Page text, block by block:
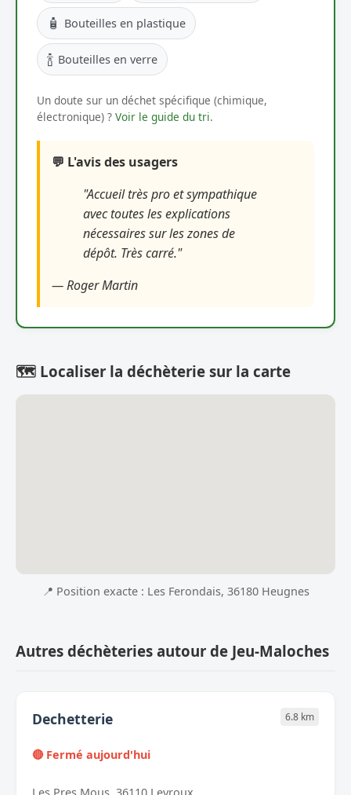
🧴 Bouteilles en plastique
🍾 Bouteilles en verre
Un doute sur un déchet spécifique (chimique,
électronique) ? Voir le guide du tri.
💬 L'avis des usagers
"Accueil très pro et sympathique
avec toutes les explications
nécessaires sur les zones de
dépôt. Très carré."
— Roger Martin
🗺️ Localiser la déchèterie sur la carte
📍 Position exacte : Les Ferondais, 36180 Heugnes
Autres déchèteries autour de Jeu-Maloches
Dechetterie 6.8 km
🔴 Fermé aujourd'hui
Les Pres Mous, 36110 Levroux